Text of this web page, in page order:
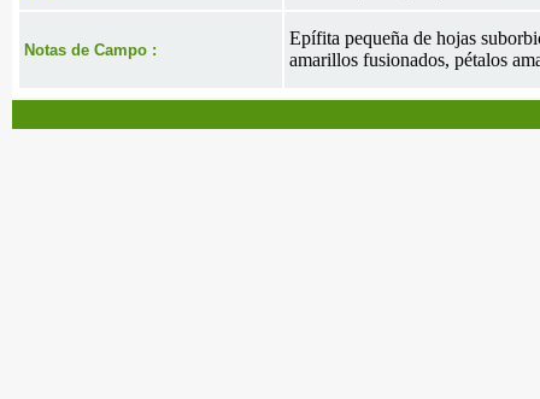
Notas de Campo :
Epífita pequeña de hojas
amarillos fusionados, pétalos